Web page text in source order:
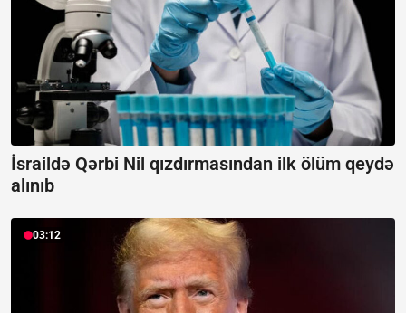
İsraildə Qərbi Nil qızdırmasından ilk ölüm qeydə
alınıb
03:12